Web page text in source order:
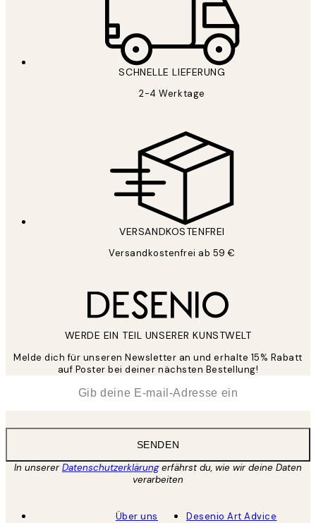
SCHNELLE LIEFERUNG
2-4 Werktage
VERSANDKOSTENFREI
Versandkostenfrei ab 59 €
WERDE EIN TEIL UNSERER KUNSTWELT
Melde dich für unseren Newsletter an und erhalte 15% Rabatt
auf Poster bei deiner nächsten Bestellung!
SENDEN
In unsererDatenschutzerklärungerfährst du, wie wir deine Daten
verarbeiten
Über uns
Desenio Art Advice